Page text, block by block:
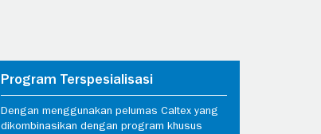
Program Terspesialisasi
Dengan menggunakan pelumas Caltex yang
dikombinasikan dengan program khusus